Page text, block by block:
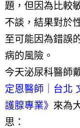
題，但因為比較
不談，結果對於
至可能因為錯誤
病的風險。
今天泌尿科醫師
定恩醫師｜台北
護腺專業》 來為
思：